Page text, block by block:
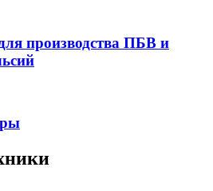
производства ПБВ и